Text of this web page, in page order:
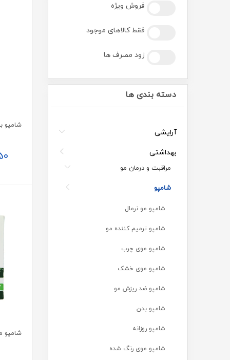
فروش ویژه
فقط کالاهای موجود
زود مصرف ها
دسته بندی ها
آرایشی
بهداشتی
مراقبت و درمان مو
شامپو
شامپو مو نرمال
شامپو ترمیم کننده مو
شامپو موی چرب
شامپو موی خشک
شامپو ضد ریزش مو
شامپو بدن
شامپو روزانه
شامپو موی رنگ شده